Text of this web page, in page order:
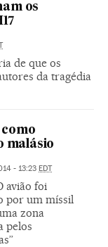
os
de que os
da tragédia
malásio
- 13:23 EDT
avião foi
por um míssil
zona
pelos